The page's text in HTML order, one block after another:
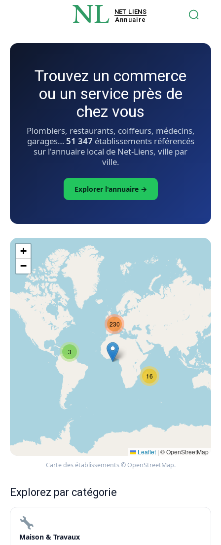
NL
NET LIENS
Annuaire
Trouvez un commerce
ou un service près de
chez vous
Plombiers, restaurants, coiffeurs, médecins,
garages… 51 347 établissements référencés
sur l'annuaire local de Net-Liens, ville par
ville.
Explorer l'annuaire →
3
16
230
+
−
Leaflet | © OpenStreetMap
Carte des établissements © OpenStreetMap.
Explorez par catégorie
Maison & Travaux